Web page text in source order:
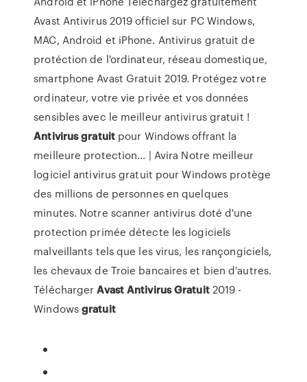
Avast Antivirus 2019 officiel sur PC Windows,
MAC, Android et iPhone. Antivirus gratuit de
protéction de l'ordinateur, réseau domestique,
smartphone Avast Gratuit 2019. Protégez votre
ordinateur, votre vie privée et vos données
sensibles avec le meilleur antivirus gratuit !
Antivirusgratuitpour Windows offrant la
meilleure protection... | Avira Notre meilleur
logiciel antivirus gratuit pour Windows protège
des millions de personnes en quelques
minutes. Notre scanner antivirus doté d'une
protection primée détecte les logiciels
malveillants tels que les virus, les rançongiciels,
les chevaux de Troie bancaires et bien d'autres.
TéléchargerAvastAntivirusGratuit2019 -
Windowsgratuit